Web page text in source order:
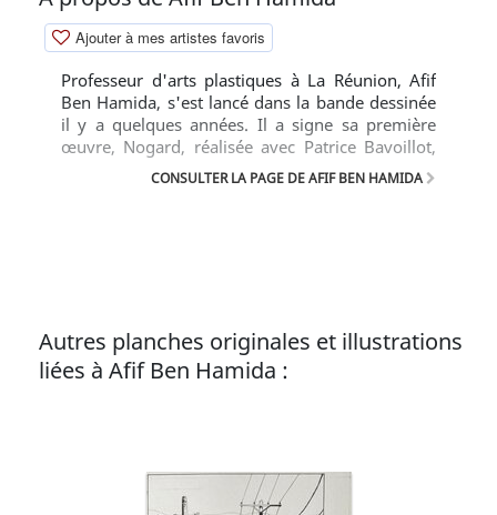
Ajouter à mes artistes favoris
Professeur d'arts plastiques à La Réunion, Afif
Ben Hamida, s'est lancé dans la bande dessinée
il y a quelques années. Il a signe sa première
œuvre, Nogard, réalisée avec Patrice Bavoillot,
CONSULTER LA PAGE DE AFIF BEN HAMIDA
Autres planches originales et illustrations
liées à Afif Ben Hamida :